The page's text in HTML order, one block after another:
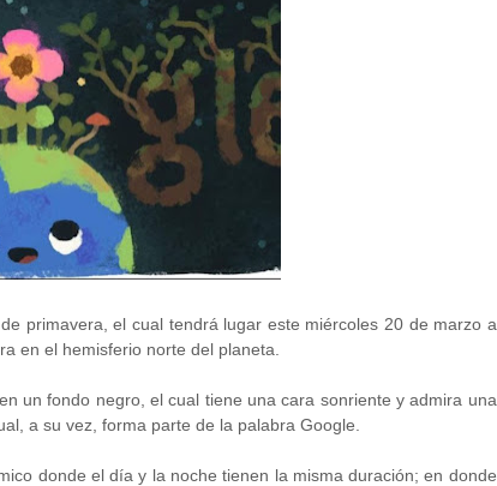
primavera, el cual tendrá lugar este miércoles 20 de marzo a
en el hemisferio norte del planeta.
un fondo negro, el cual tiene una cara sonriente y admira una
a su vez, forma parte de la palabra Google.
donde el día y la noche tienen la misma duración; en donde